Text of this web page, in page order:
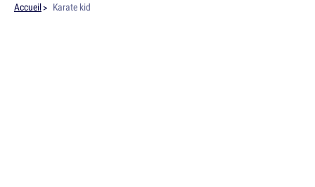
Accueil Karate kid